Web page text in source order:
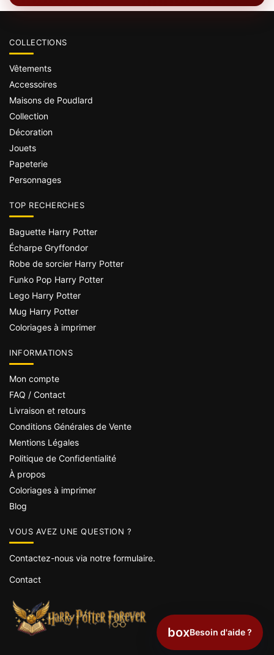
COLLECTIONS
Vêtements
Accessoires
Maisons de Poudlard
Collection
Décoration
Jouets
Papeterie
Personnages
TOP RECHERCHES
Baguette Harry Potter
Écharpe Gryffondor
Robe de sorcier Harry Potter
Funko Pop Harry Potter
Lego Harry Potter
Mug Harry Potter
Coloriages à imprimer
INFORMATIONS
Mon compte
FAQ / Contact
Livraison et retours
Conditions Générales de Vente
Mentions Légales
Politique de Confidentialité
À propos
Coloriages à imprimer
Blog
VOUS AVEZ UNE QUESTION ?
Contactez-nous via notre formulaire.
Contact
boxBesoin d'aide ?